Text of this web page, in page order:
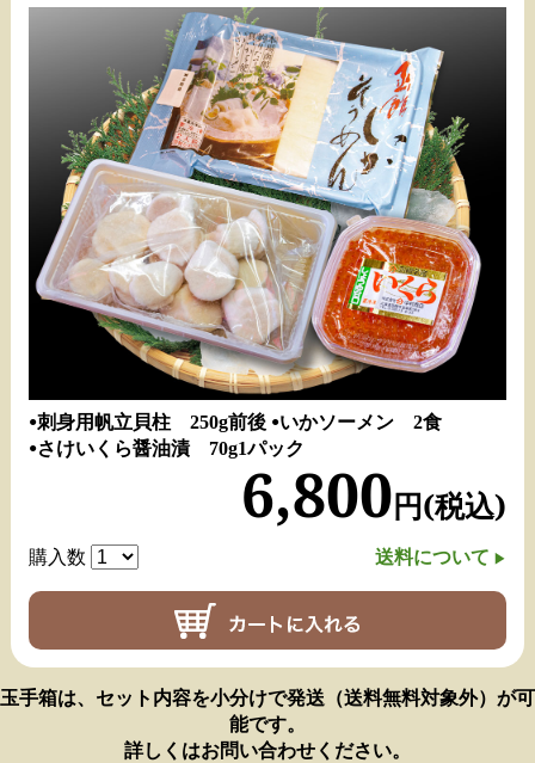
●刺身用帆立貝柱 250g前後
●いかソーメン 2食
●さけいくら醤油漬 70g1パック
6,800円(税込)
送料について
購入数
玉手箱は、セット内容を小分けで発送（送料無料対象外）が可
能です。
詳しくはお問い合わせください。